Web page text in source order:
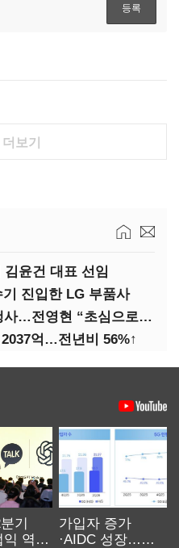
보기
윤건 대표 선임
진입한 LG 부품사
삼성전자, 창립 56주년 행사…전영현 “초심으로 경쟁력 회복해야”
억…전년비 56%↑
기
익 역대
가입자 증가
·AIDC 성장…